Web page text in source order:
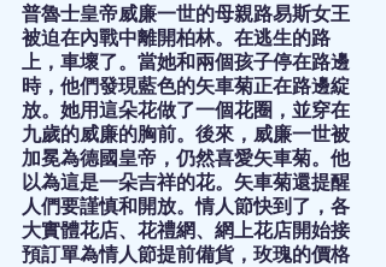
普魯士皇帝威廉一世的母親路易斯女王
被迫在內戰中離開柏林。在逃生的路
上，車壞了。當她和兩個孩子停在路邊
時，他們發現藍色的矢車菊正在路邊綻
放。她用這朵花做了一個花圈，並穿在
九歲的威廉的胸前。後來，威廉一世被
加冕為德國皇帝，仍然喜愛矢車菊。他
以為這是一朵吉祥的花。矢車菊還提醒
人們要謹慎和開放。情人節快到了，各
大實體花店、花禮網、網上花店開始接
預訂單為情人節提前備貨，玫瑰的價格